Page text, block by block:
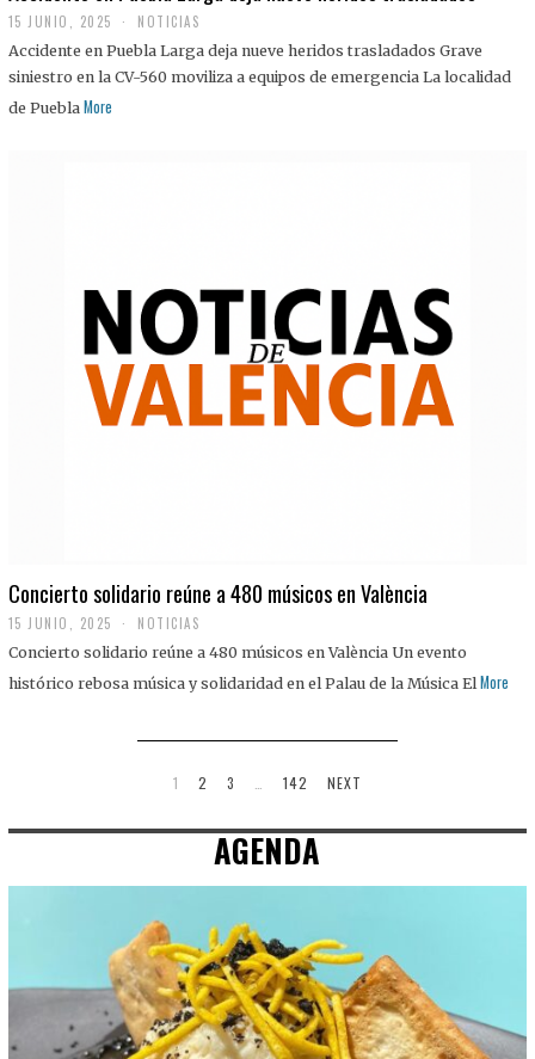
15 JUNIO, 2025 NOTICIAS
Accidente en Puebla Larga deja nueve heridos trasladados Grave
siniestro en la CV-560 moviliza a equipos de emergencia La localidad
de Puebla More
Concierto solidario reúne a 480 músicos en València
15 JUNIO, 2025 NOTICIAS
Concierto solidario reúne a 480 músicos en València Un evento
histórico rebosa música y solidaridad en el Palau de la Música El More
1 2 3 142 NEXT
AGENDA